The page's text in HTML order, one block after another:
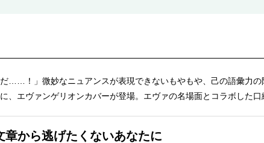
だ……！」微妙なニュアンスが表現できないもやもや、己の語彙力
、エヴァンゲリオンカバーが登場。エヴァの名場面とコラボした口
章から逃げたくないあなたに